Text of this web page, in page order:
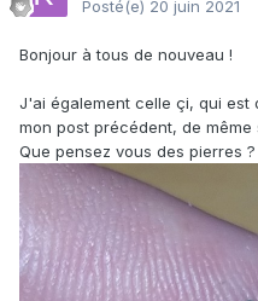
Posté(e) 20 juin 2021
Bonjour à tous de nouveau !
J'ai également celle çi, qui est
mon post précédent, de même
Que pensez vous des pierres ?